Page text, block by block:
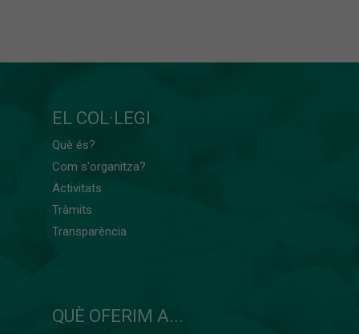
EL COL·LEGI
Què és?
Com s'organitza?
Activitats
Tràmits
Transparència
QUÈ OFERIM A...